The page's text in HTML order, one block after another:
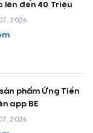
lên đến 40 Triệu
2026
phẩm Ứng Tiền
app BE
2026